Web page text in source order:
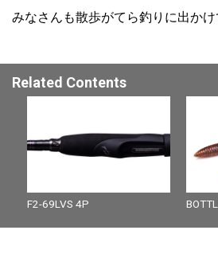
みなさんも散歩がてら釣りに出か
Related Contents
F2-69LVS 4P